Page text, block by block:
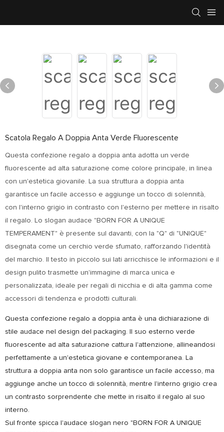
Scatola Regalo A Doppia Anta Verde Fluorescente
Questa confezione regalo a doppia anta adotta un verde
fluorescente ad alta saturazione come colore principale, in linea
con un'estetica giovanile. La sua struttura a doppia anta
garantisce un facile accesso e aggiunge un tocco di solennità,
con l'interno grigio in contrasto con l'esterno per mettere in risalto
il regalo. Lo slogan audace "BORN FOR A UNIQUE
TEMPERAMENT" è presente sul davanti, con la "Q" di "UNIQUE"
disegnata come un cerchio verde sfumato, rafforzando l'identità
del marchio. Il testo in piccolo sui lati arricchisce le informazioni e il
design pulito trasmette un'immagine di marca unica e
personalizzata, ideale per regali di nicchia e di alta gamma come
accessori di tendenza e prodotti culturali.
Questa confezione regalo a doppia anta è una dichiarazione di
stile audace nel design del packaging. Il suo esterno verde
fluorescente ad alta saturazione cattura l'attenzione, allineandosi
perfettamente a un'estetica giovane e contemporanea. La
struttura a doppia anta non solo garantisce un facile accesso, ma
aggiunge anche un tocco di solennità, mentre l'interno grigio crea
un contrasto sorprendente che mette in risalto il regalo al suo
interno.
Sul fronte spicca l'audace slogan nero "BORN FOR A UNIQUE